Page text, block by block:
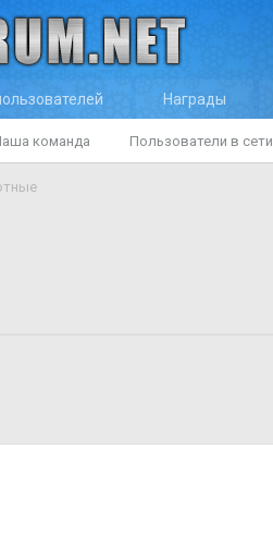
команда Пользователи в сети
Награды